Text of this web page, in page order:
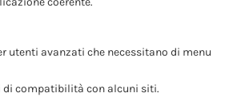
utenti avanzati che necessitano di menu
di compatibilità con alcuni siti.